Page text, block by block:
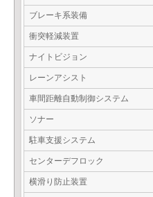
ブレーキ系装備
衝突軽減装置
ナイトビジョン
レーンアシスト
車間距離自動制御システム
ソナー
駐車支援システム
センターデフロック
横滑り防止装置